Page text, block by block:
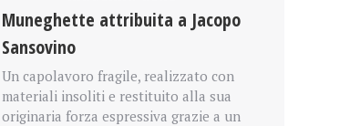
Muneghette attribuita a Jacopo
Sansovino
Un capolavoro fragile, realizzato con
materiali insoliti e restituito alla sua
originaria forza espressiva grazie a un